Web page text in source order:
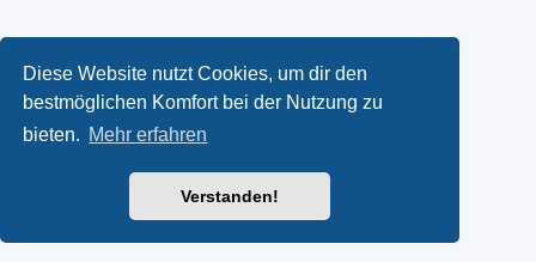
Diese Website nutzt Cookies, um dir den
bestmöglichen Komfort bei der Nutzung zu
bieten. Mehr erfahren
Verstanden!